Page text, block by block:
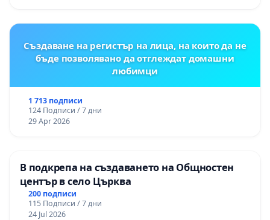
Създаване на регистър на лица, на които да не
бъде позволявано да отглеждат домашни
любимци
1 713 подписи
124 Подписи / 7 дни
29 Apr 2026
В подкрепа на създаването на Общностен
център в село Църква
200 подписи
115 Подписи / 7 дни
24 Jul 2026